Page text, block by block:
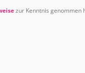
zur Kenntnis genommen